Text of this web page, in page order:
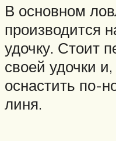
В основном
производится
удочку. Стоит
своей удочки
оснастить по-
линя.